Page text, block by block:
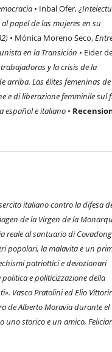
• Inbal Ofer,
papel de las mujeres en su
• Mónica Moreno Seco,
en la Transición • Eider
y la crisis de la
arriba. Las élites femeninas
e di liberazione femminile sul
español e italiano •
italiano contro la difesa
de la Virgen de la
reale al santuario di
popolari, la malavita e un
patriottici e devozionari
e politicizzazione della
Vasco Pratolini ed Elio
de Alberto Moravia durante el
uno storico e un amico,